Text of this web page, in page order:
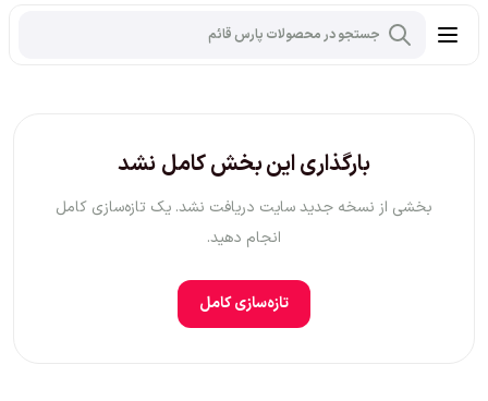
بارگذاری این بخش کامل نشد
بخشی از نسخه جدید سایت دریافت نشد. یک تازه‌سازی کامل
انجام دهید.
تازه‌سازی کامل